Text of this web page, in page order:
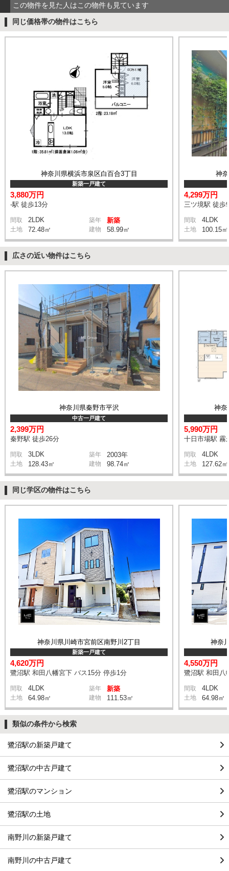
この物件を見た人はこの物件も見ています
同じ価格帯の物件はこちら
神奈川県横浜市泉区白百合3丁目
新築一戸建て
3,880万円
-駅 徒歩13分
間取 2LDK 築年 新築
土地 72.48㎡ 建物 58.99㎡
神
4,299万円
三ツ境駅 徒歩
間取 4LDK
土地 100.15㎡
広さの近い物件はこちら
神奈川県秦野市平沢
中古一戸建て
2,399万円
秦野駅 徒歩26分
間取 3LDK 築年 2003年
土地 128.43㎡ 建物 98.74㎡
神奈
5,990万円
十日市場駅 霧
間取 4LDK
土地 127.62㎡
同じ学区の物件はこちら
神奈川県川崎市宮前区南野川2丁目
新築一戸建て
4,620万円
鷺沼駅 和田八幡宮下 バス15分 停歩1分
間取 4LDK 築年 新築
土地 64.98㎡ 建物 111.53㎡
神奈
4,550万円
鷺沼駅 和田八
間取 4LDK
土地 64.98㎡
類似の条件から検索
鷺沼駅の新築戸建て
鷺沼駅の中古戸建て
鷺沼駅のマンション
鷺沼駅の土地
南野川の新築戸建て
南野川の中古戸建て